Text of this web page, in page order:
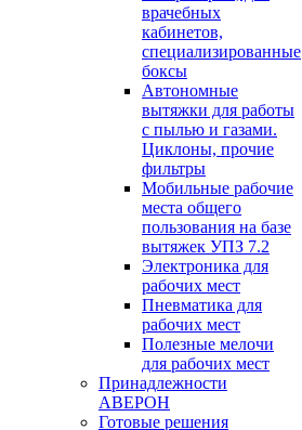
врачебных
кабинетов,
специализированные
боксы
Автономные
вытяжки для работы
с пылью и газами.
Циклоны, прочие
фильтры
Мобильные рабочие
места общего
пользования на базе
вытяжек УПЗ 7.2
Электроника для
рабочих мест
Пневматика для
рабочих мест
Полезные мелочи
для рабочих мест
Принадлежности
АВЕРОН
Готовые решения